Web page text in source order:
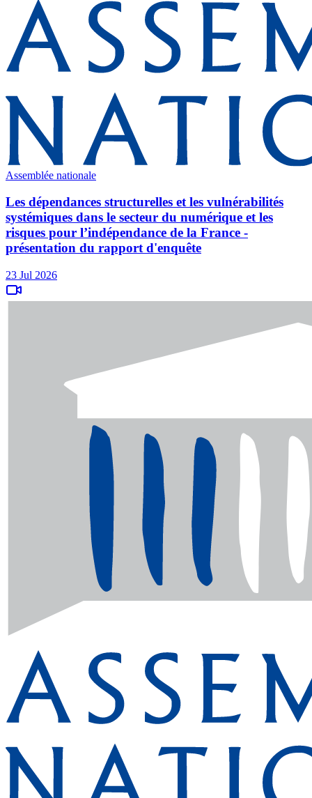
Assemblée nationale
Les dépendances structurelles et les vulnérabilités
systémiques dans le secteur du numérique et les
risques pour l’indépendance de la France -
présentation du rapport d'enquête
23 Jul 2026